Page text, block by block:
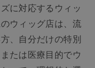
に対応するウィッ
ウィッグ店は、流
、自分だけの特別
たは医療目的でウ